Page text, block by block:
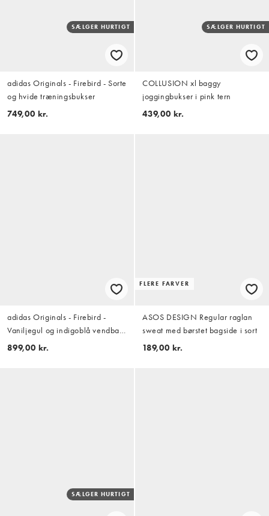
SÆLGER HURTIGT
adidas Originals - Firebird - Sorte
og hvide træningsbukser
749,00 kr.
SÆLGER HURTIGT
COLLUSION xl baggy
joggingbukser i pink tern
439,00 kr.
adidas Originals - Firebird -
Vaniljegul og indigoblå vendbar
træningsjakke
899,00 kr.
FLERE FARVER
ASOS DESIGN Regular raglan
sweat med børstet bagside i sort
189,00 kr.
SÆLGER HURTIGT